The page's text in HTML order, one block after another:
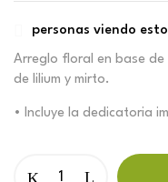
personas viendo
Arreglo floral en base de
de lilium y mirto.
• Incluye la dedicatoria